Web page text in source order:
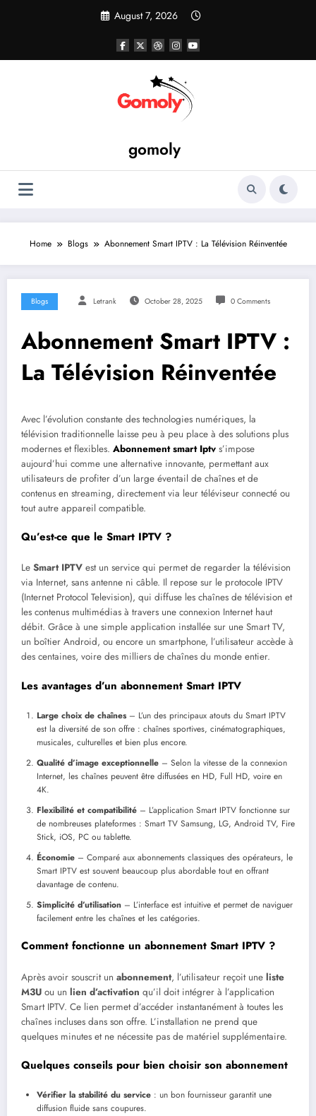
August 7, 2026
gomoly
Home Blogs Abonnement Smart IPTV : La Télévision Réinventée
Blogs Letrank October 28, 2025 0 Comments
Abonnement Smart IPTV :
La Télévision Réinventée
Avec l’évolution constante des technologies numériques, la
télévision traditionnelle laisse peu à peu place à des solutions plus
modernes et flexibles. Abonnement smart Iptv s’impose
aujourd’hui comme une alternative innovante, permettant aux
utilisateurs de profiter d’un large éventail de chaînes et de
contenus en streaming, directement via leur téléviseur connecté ou
tout autre appareil compatible.
Qu’est-ce que le Smart IPTV ?
Le Smart IPTV est un service qui permet de regarder la télévision
via Internet, sans antenne ni câble. Il repose sur le protocole IPTV
(Internet Protocol Television), qui diffuse les chaînes de télévision et
les contenus multimédias à travers une connexion Internet haut
débit. Grâce à une simple application installée sur une Smart TV,
un boîtier Android, ou encore un smartphone, l’utilisateur accède à
des centaines, voire des milliers de chaînes du monde entier.
Les avantages d’un abonnement Smart IPTV
Large choix de chaînes– L’un des principaux atouts du Smart IPTV
est la diversité de son offre : chaînes sportives, cinématographiques,
musicales, culturelles et bien plus encore.
Qualité d’image exceptionnelle – Selon la vitesse de la connexion
Internet, les chaînes peuvent être diffusées en HD, Full HD, voire en
4K.
Flexibilité et compatibilité – L’application Smart IPTV fonctionne sur
de nombreuses plateformes : Smart TV Samsung, LG, Android TV, Fire
Stick, iOS, PC ou tablette.
Économie – Comparé aux abonnements classiques des opérateurs, le
Smart IPTV est souvent beaucoup plus abordable tout en offrant
davantage de contenu.
Simplicité d’utilisation – L’interface est intuitive et permet de naviguer
facilement entre les chaînes et les catégories.
Comment fonctionne un abonnement Smart IPTV ?
Après avoir souscrit un abonnement, l’utilisateur reçoit une liste
M3U ou un lien d’activation qu’il doit intégrer à l’application
Smart IPTV. Ce lien permet d’accéder instantanément à toutes les
chaînes incluses dans son offre. L’installation ne prend que
quelques minutes et ne nécessite pas de matériel supplémentaire.
Quelques conseils pour bien choisir son abonnement
Vérifier la stabilité du service : un bon fournisseur garantit une
diffusion fluide sans coupures.